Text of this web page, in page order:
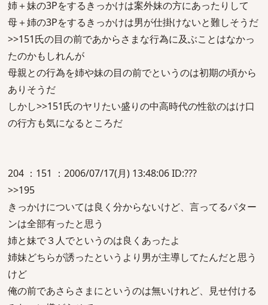
姉＋妹の3Pをするきっかけは案外妹の方にあったりして
母＋姉の3Pをするきっかけは男が仕掛けないと難しそうだ
>>151氏の目の前であからさまな行為に及ぶことはなかっ
たのかもしれんが
母親との行為を姉や妹の目の前でというのは初期の頃から
ありそうだ
しかし>>151氏のヤリたい盛りの中高時代の性欲のはけ口
の行方も気になるところだ
204 ：151 ：2006/07/17(月) 13:48:06 ID:???
>>195
きっかけについては良く分からないけど、言ってるパター
ンは全部有ったと思う
姉と妹で３人でというのは良くあったよ
姉妹どちらが誘ったというより男が主導してたんだと思う
けど
俺の前であさらさまにというのは無いけれど、見せ付ける